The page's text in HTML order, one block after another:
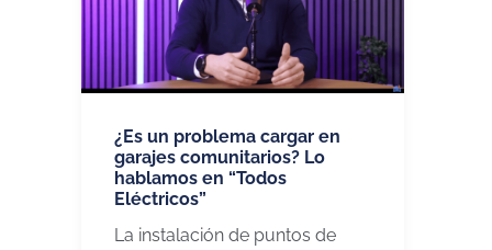
¿Es un problema cargar en
garajes comunitarios? Lo
hablamos en “Todos
Eléctricos”
La instalación de puntos de